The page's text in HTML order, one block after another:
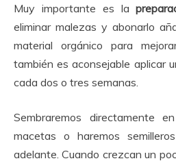
Muy importante es la
eliminar malezas y abonarlo
material orgánico para
también es aconsejable aplicar
cada dos o tres semanas.
Sembraremos directamente
macetas o haremos
adelante. Cuando crezcan un